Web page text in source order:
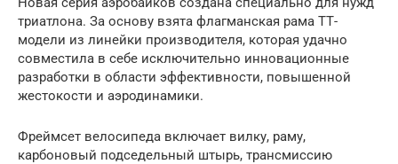
триатлона. За основу взята флагманская рама ТТ-
модели из линейки производителя, которая удачно
совместила в себе исключительно инновационные
разработки в области эффективности, повышенной
жестокости и аэродинамики.
Фреймсет велосипеда включает вилку, раму,
карбоновый подседельный штырь, трансмиссию